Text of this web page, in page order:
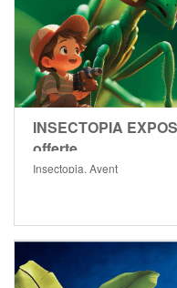
INSECTOPIA
offerte
Insectopia, Ayent